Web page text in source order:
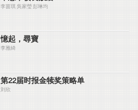
李茵琪 吳家瑩 彭琳均
憶起，尋寶
李雅綺
第22届时报金犊奖策略单
刘欣